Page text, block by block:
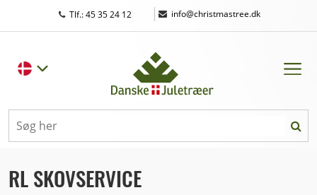
Tlf.: 45 35 24 12 | info@christmastree.dk
RL SKOVSERVICE